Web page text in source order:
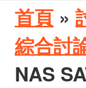
首頁 »
綜合討
NAS